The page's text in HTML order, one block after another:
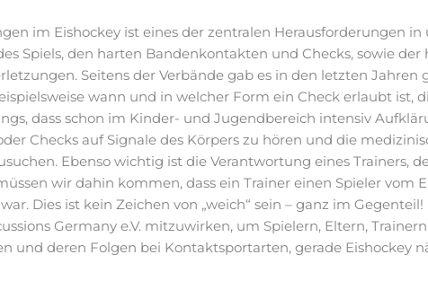
im Eishockey ist eines der zentralen Herausforderungen
Spiels, den harten Bandenkontakten und Checks, sowie
Seitens der Verbände gab es in den letzten Jahren
wann und in welcher Form ein Check erlaubt ist,
dass schon im Kinder- und Jugendbereich intensiv
Checks auf Signale des Körpers zu hören und die
Ebenso wichtig ist die Verantwortung eines Trainers,
wir dahin kommen, dass ein Trainer einen Spieler vom
Dies ist kein Zeichen von „weich“ sein – ganz im
Germany e.V. mitzuwirken, um Spielern, Eltern,
und deren Folgen bei Kontaktsportarten, gerade Eishockey